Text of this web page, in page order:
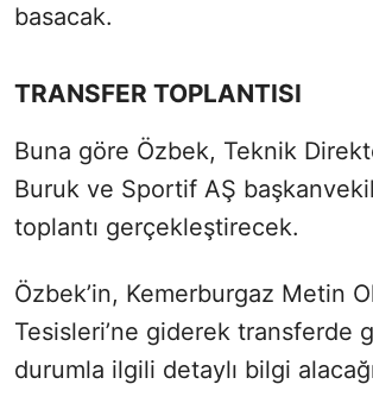
basacak.
TRANSFER TOPLANTISI
Buna göre Özbek, Teknik
Buruk ve Sportif AŞ
toplantı gerçekleştirecek.
Özbek’in, Kemerburgaz Metin
Tesisleri’ne giderek transferde
durumla ilgili detaylı bilgi